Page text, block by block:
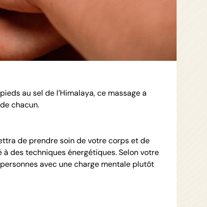
au sel de l’Himalaya, ce massage a
chacun.
de prendre soin de votre corps et de
des techniques énergétiques. Selon votre
avec une charge mentale plutôt